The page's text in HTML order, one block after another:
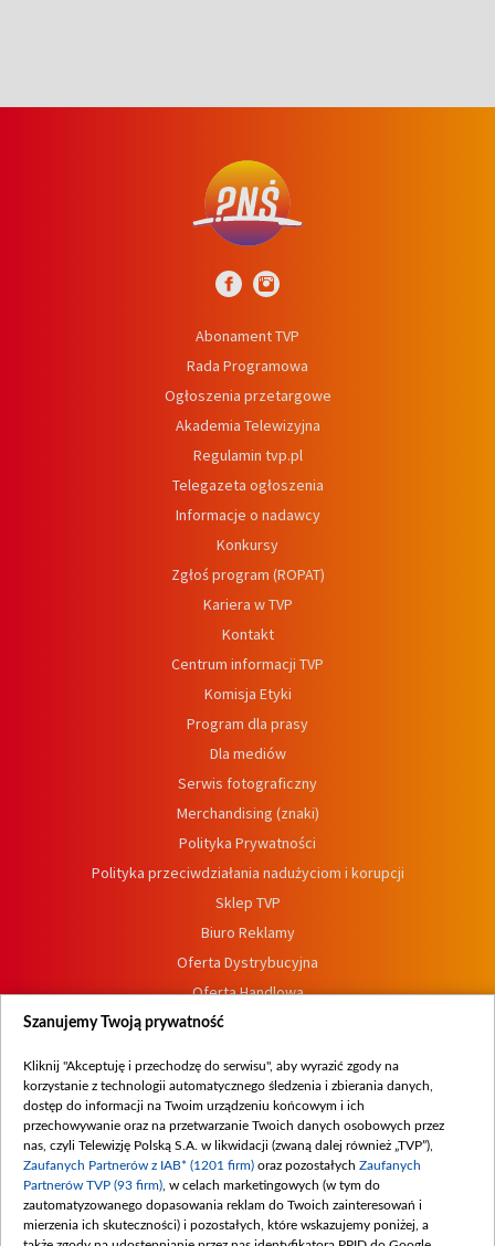
Abonament TVP
Rada Programowa
Ogłoszenia przetargowe
Akademia Telewizyjna
Regulamin tvp.pl
Telegazeta ogłoszenia
Informacje o nadawcy
Konkursy
Zgłoś program (ROPAT)
Kariera w TVP
Kontakt
Centrum informacji TVP
Komisja Etyki
Program dla prasy
Dla mediów
Serwis fotograficzny
Merchandising (znaki)
Polityka Prywatności
Polityka przeciwdziałania nadużyciom i korupcji
Sklep TVP
Biuro Reklamy
Oferta Dystrybucyjna
Oferta Handlowa
Dostępność
Procedura zgłoszeń wewnętrznych
Szanujemy Twoją prywatność
Kliknij "Akceptuję i przechodzę do serwisu", aby wyrazić zgody na
korzystanie z technologii automatycznego śledzenia i zbierania danych,
dostęp do informacji na Twoim urządzeniu końcowym i ich
przechowywanie oraz na przetwarzanie Twoich danych osobowych przez
nas, czyli Telewizję Polską S.A. w likwidacji (zwaną dalej również „TVP”),
Zaufanych Partnerów z IAB* (1201 firm) oraz pozostałych Zaufanych
Partnerów TVP (93 firm) , w celach marketingowych (w tym do
zautomatyzowanego dopasowania reklam do Twoich zainteresowań i
mierzenia ich skuteczności) i pozostałych, które wskazujemy poniżej, a